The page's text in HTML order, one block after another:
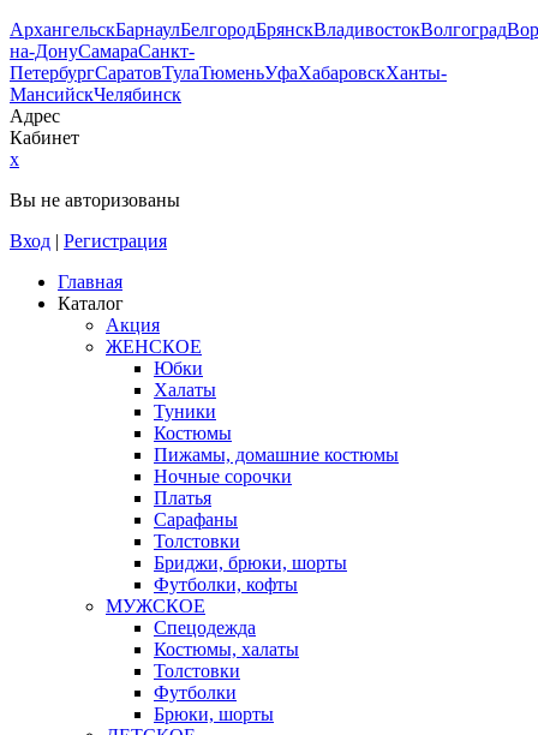
АрхангельскБарнаулБелгородБрянскВладивостокВолгоград
на-ДонуСамараСанкт-
ПетербургСаратовТулаТюменьУфаХабаровскХанты-
МансийскЧелябинск
Адрес
Кабинет
x
Вы не авторизованы
Вход | Регистрация
Главная
Каталог
Акция
ЖЕНСКОЕ
Юбки
Халаты
Туники
Костюмы
Пижамы, домашние костюмы
Ночные сорочки
Платья
Сарафаны
Толстовки
Бриджи, брюки, шорты
Футболки, кофты
МУЖСКОЕ
Спецодежда
Костюмы, халаты
Толстовки
Футболки
Брюки, шорты